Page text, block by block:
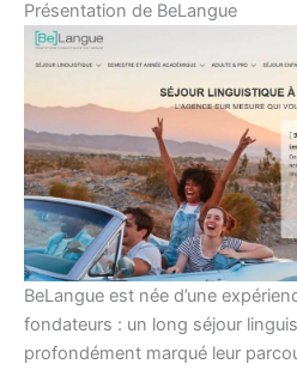
Présentation de BeLangue
BeLangue est née d’une
fondateurs : un long séjour
profondément marqué leur